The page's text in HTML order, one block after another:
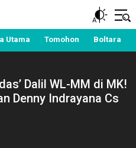
Kawanua, Politik,
dan Nasional
Utama Tomohon Boltara
Dalil WL-MM di MK!
Denny Indrayana Cs